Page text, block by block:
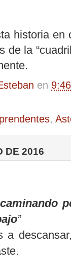
historia
de la
en 9:46
,
DE 2016
”
a